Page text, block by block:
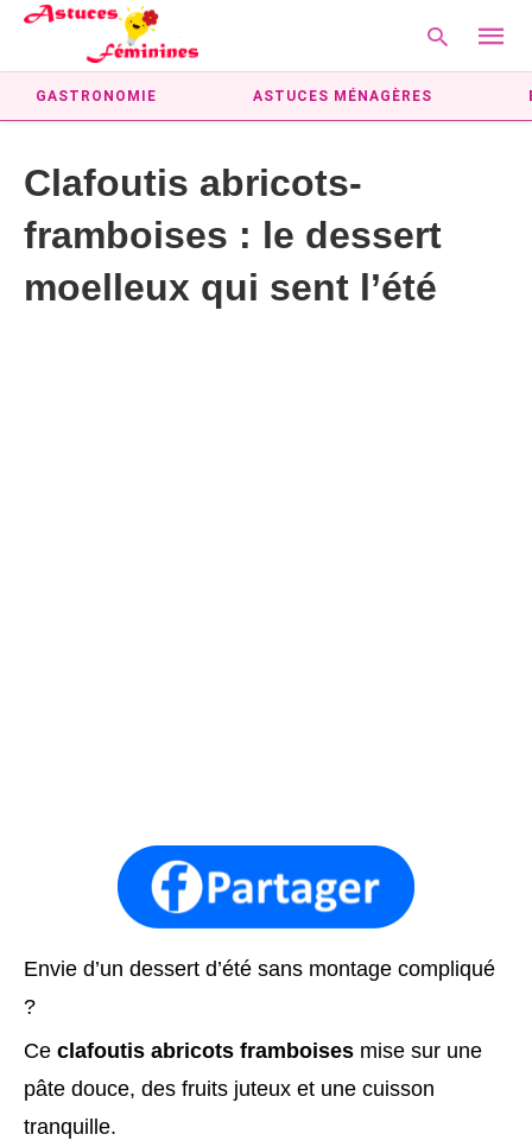
GASTRONOMIE ASTUCES MÉNAGÈRES
Clafoutis abricots-
framboises : le dessert
moelleux qui sent l’été
Envie d’un dessert d’été sans montage compliqué
?
Ce clafoutis abricots framboises mise sur une
pâte douce, des fruits juteux et une cuisson
tranquille.